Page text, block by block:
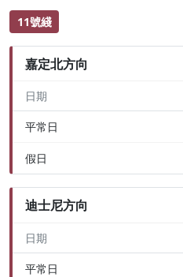
11號綫
嘉定北方向
日期
平常日
假日
迪士尼方向
日期
平常日